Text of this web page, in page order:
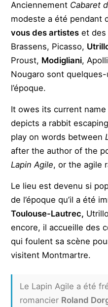
Anciennement Cabaret
modeste a été pendant
vous des artistes et des
Brassens, Picasso,
Proust, Modigliani,
Nougaro sont
l’époque.
It owes its current
depicts a rabbit
play on words between
after the author of the
Lapin Agile, or the agile
Le lieu est devenu si
de l’époque qu’il a été
Toulouse-Lautrec,
encore, il accueille des
qui foulent sa scène
visitent Montmartre.
Le Lapin Agile a été
romancier Roland